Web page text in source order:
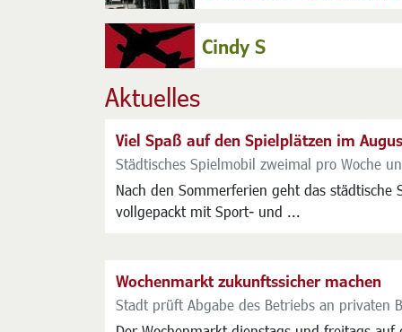
Cindy S
Aktuelles
Viel Spaß auf den Spielplätzen im
Städtisches Spielmobil zweimal pro Woche
Nach den Sommerferien geht das städtische
vollgepackt mit Sport- und ...
Wochenmarkt zukunftssicher machen
Stadt prüft Abgabe des Betriebs an privaten